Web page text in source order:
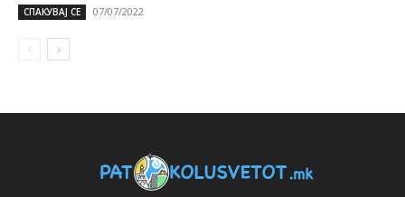
СПАКУВАЈ СЕ 07/07/2022